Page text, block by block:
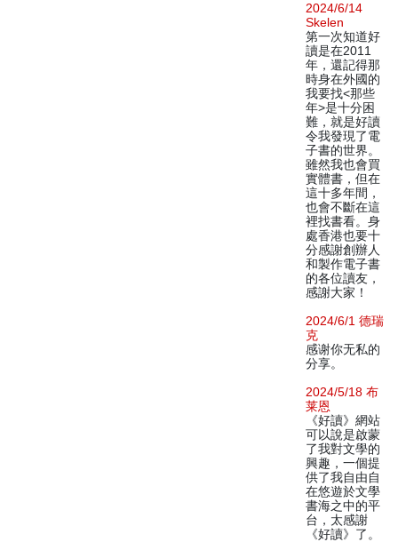
2024/6/14
Skelen
第一次知道好
讀是在2011
年，還記得那
時身在外國的
我要找<那些
年>是十分困
難，就是好讀
令我發現了電
子書的世界。
雖然我也會買
實體書，但在
這十多年間，
也會不斷在這
裡找書看。身
處香港也要十
分感謝創辦人
和製作電子書
的各位讀友，
感謝大家！
2024/6/1 德瑞
克
感谢你无私的
分享。
2024/5/18 布
莱恩
《好讀》網站
可以說是啟蒙
了我對文學的
興趣，一個提
供了我自由自
在悠遊於文學
書海之中的平
台，太感謝
《好讀》了。